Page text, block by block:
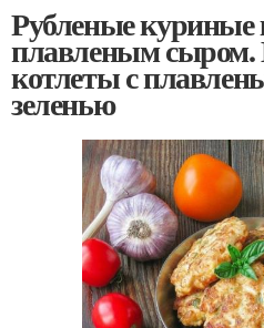
Рубленые куриные
плавленым
котлеты с
зеленью